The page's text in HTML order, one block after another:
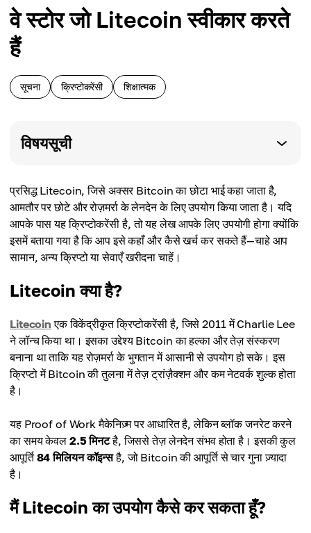
वे स्टोर जो Litecoin स्वीकार करते
हैं
सूचना क्रिप्टोकरेंसी शिक्षात्मक
विषयसूची
प्रसिद्ध Litecoin, जिसे अक्सर Bitcoin का छोटा भाई कहा जाता है,
आमतौर पर छोटे और रोज़मर्रा के लेनदेन के लिए उपयोग किया जाता है। यदि
आपके पास यह क्रिप्टोकरेंसी है, तो यह लेख आपके लिए उपयोगी होगा क्योंकि
इसमें बताया गया है कि आप इसे कहाँ और कैसे खर्च कर सकते हैं—चाहे आप
सामान, अन्य क्रिप्टो या सेवाएँ खरीदना चाहें।
Litecoin क्या है?
Litecoin एक विकेंद्रीकृत क्रिप्टोकरेंसी है, जिसे 2011 में Charlie Lee
ने लॉन्च किया था। इसका उद्देश्य Bitcoin का हल्का और तेज़ संस्करण
बनाना था ताकि यह रोज़मर्रा के भुगतान में आसानी से उपयोग हो सके। इस
क्रिप्टो में Bitcoin की तुलना में तेज़ ट्रांज़ैक्शन और कम नेटवर्क शुल्क होता
है।
यह Proof of Work मैकेनिज़्म पर आधारित है, लेकिन ब्लॉक जनरेट करने
का समय केवल 2.5 मिनटहै, जिससे तेज़ लेनदेन संभव होता है। इसकी कुल
आपूर्ति84 मिलियन कॉइन्सहै, जो Bitcoin की आपूर्ति से चार गुना ज़्यादा
है।
मैं Litecoin का उपयोग कैसे कर सकता हूँ?